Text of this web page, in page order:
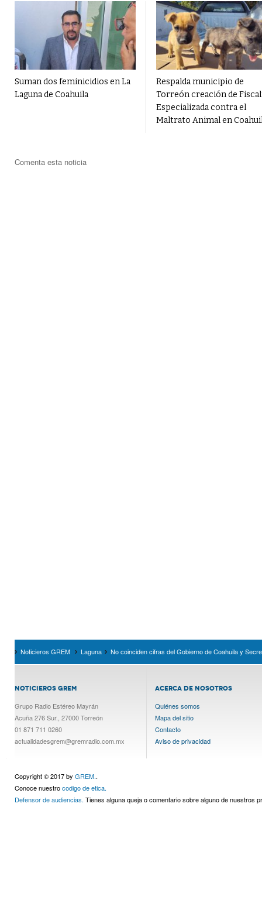
Suman dos feminicidios en La
Laguna de Coahuila
Respalda municipio de
Torreón creación de
Especializada contra el
Maltrato Animal en
Comenta esta noticia
Noticieros GREM Laguna No coinciden cifras del Gobierno de Coahuila y
NOTICIEROS GREM
Grupo Radio Estéreo Mayrán
Acuña 276 Sur., 27000 Torreón
01 871 711 0260
actualidadesgrem@gremradio.com.mx
ACERCA DE NOSOTROS
Quiénes somos
Mapa del sitio
Contacto
Aviso de privacidad
Copyright © 2017 by GREM..
Conoce nuestrocodigo de etica.
Defensor de audiencias. Tienes alguna queja o comentario sobre alguno de nuestros